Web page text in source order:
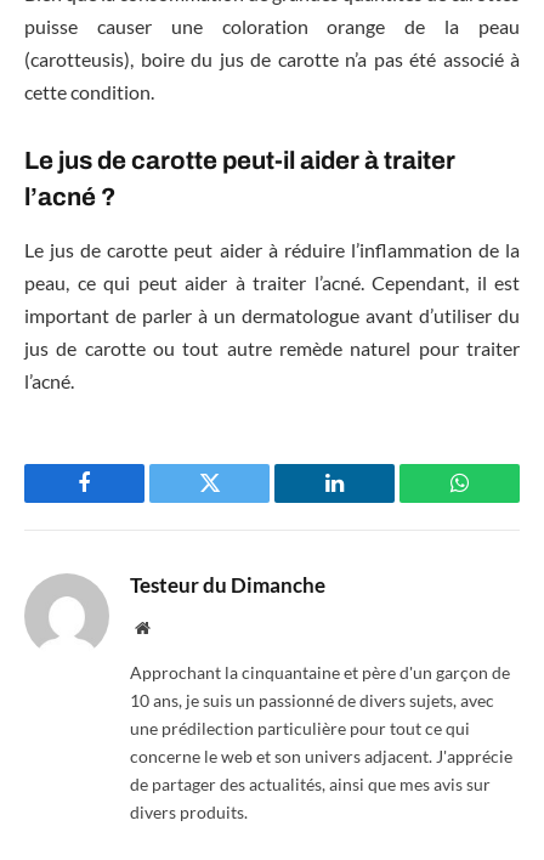
puisse causer une coloration orange de la peau
(carotteusis), boire du jus de carotte n’a pas été associé à
cette condition.
Le jus de carotte peut-il aider à traiter
l’acné ?
Le jus de carotte peut aider à réduire l’inflammation de la
peau, ce qui peut aider à traiter l’acné. Cependant, il est
important de parler à un dermatologue avant d’utiliser du
jus de carotte ou tout autre remède naturel pour traiter
l’acné.
Facebook Twitter LinkedIn
Testeur du Dimanche
Website
Approchant la cinquantaine et père d'un garçon de
10 ans, je suis un passionné de divers sujets, avec
une prédilection particulière pour tout ce qui
concerne le web et son univers adjacent. J'apprécie
de partager des actualités, ainsi que mes avis sur
divers produits.